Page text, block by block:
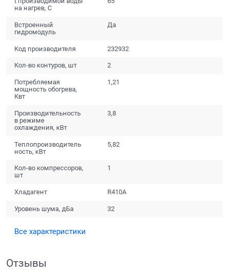
на нагрев, С
Встроенный
гидромодуль
Да
Код производителя 232932
Кол-во контуров, шт 2
Потребляемая
мощность обогрева,
Квт
1,21
Производительность
в режиме
охлаждения, кВт
3,8
Теплопроизводитель
ность, кВт
5,82
Кол-во компрессоров,
шт
1
Хладагент R410A
Уровень шума, дБа 32
Все характеристики
Отзывы